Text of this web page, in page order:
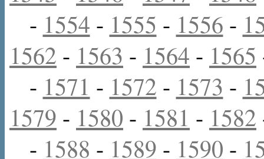
- 1554 - 1555 - 1556 -
1562 - 1563 - 1564 - 1565
- 1571 - 1572 - 1573 -
1579 - 1580 - 1581 - 1582
- 1588 - 1589 - 1590 -